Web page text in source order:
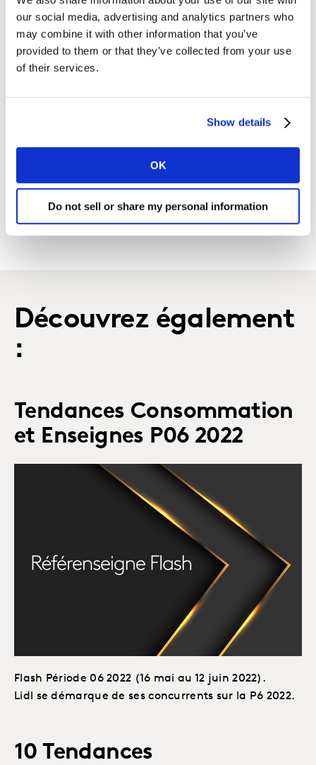
our social media, advertising and analytics partners who
may combine it with other information that you’ve
provided to them or that they’ve collected from your use
of their services.
Show details
OK
Do not sell or share my personal information
DECOUVREZ LES PARTS DE MARCHE EN LIGNE ET
INTEGREZ NOTRE DATAVISUALISATION A VOTRE SITE
INTERNET / BLOG (EMBED CODE) :
NOUS CONTACTER
Découvrez également
:
Tendances Consommation
et Enseignes P06 2022
Flash Période 06 2022 (16 mai au 12 juin 2022).
Lidl se démarque de ses concurrents sur la P6 2022.
10 Tendances